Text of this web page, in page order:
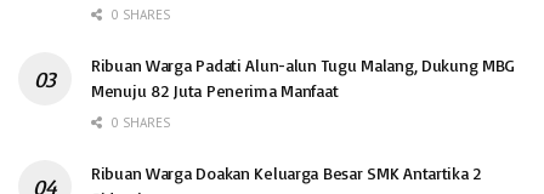
0 SHARES
Ribuan Warga Padati Alun-alun Tugu Malang, Dukung MBG
Menuju 82 Juta Penerima Manfaat
0 SHARES
Ribuan Warga Doakan Keluarga Besar SMK Antartika 2